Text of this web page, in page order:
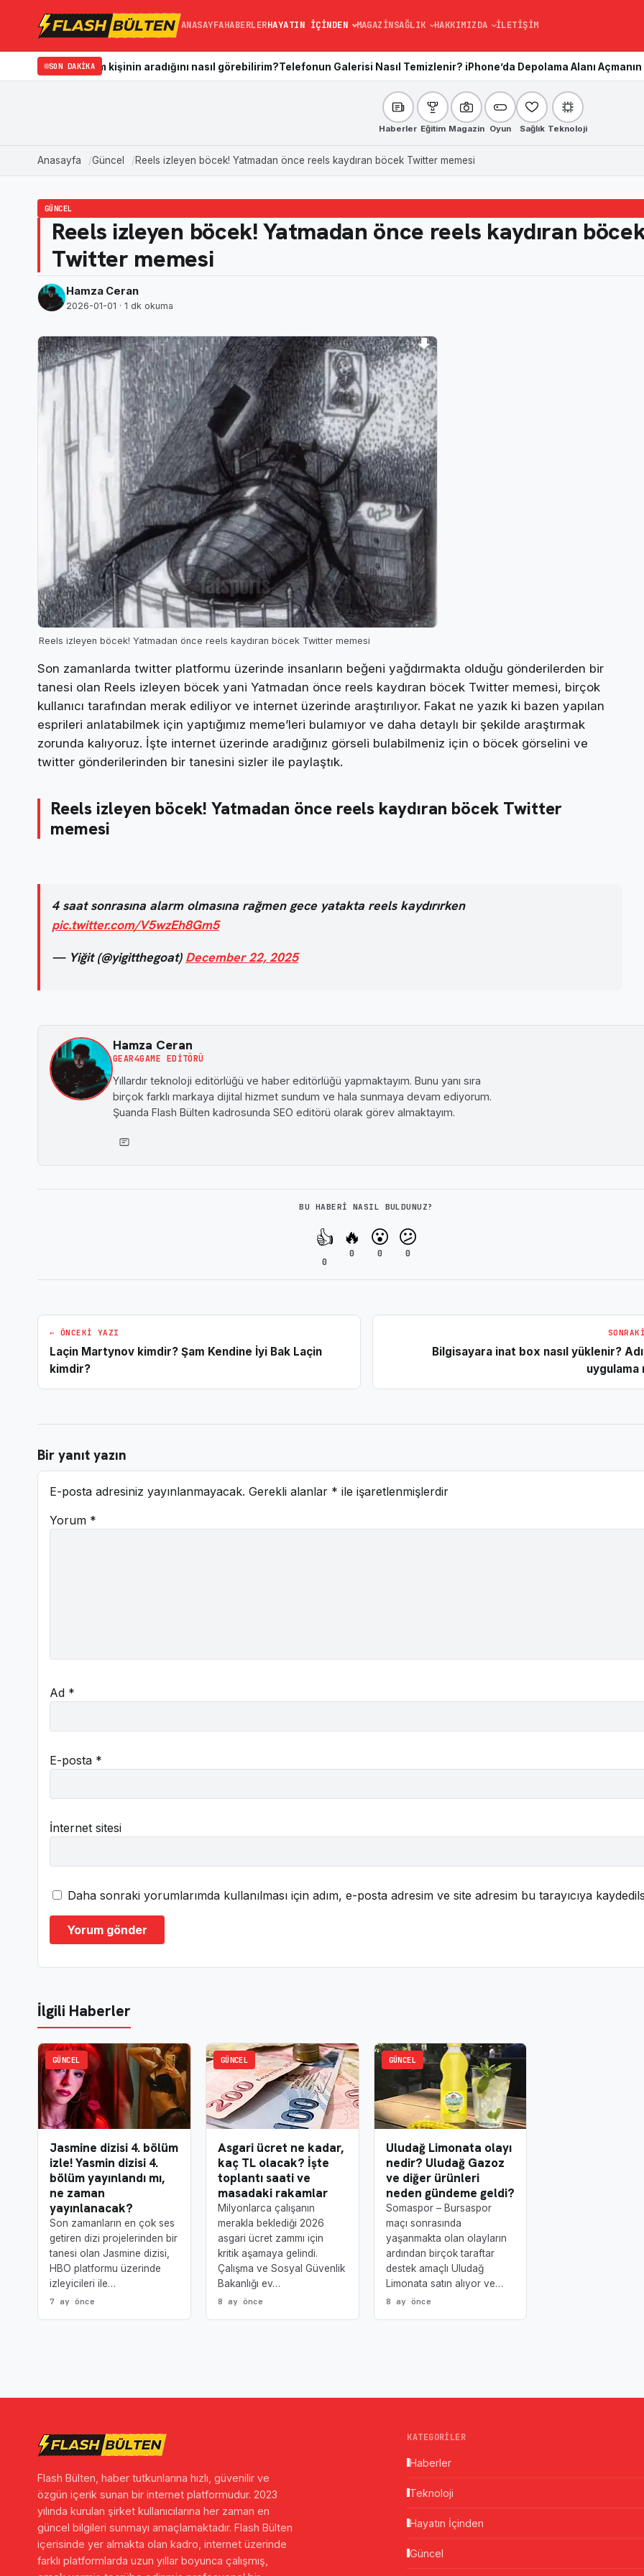
ANASAYFAHABERLERHAYATIN İÇINDEN MAGAZINSAĞLIK HAKKIMIZDA İLETIŞIM
SON DAKIKA
kişinin aradığını nasıl görebilirim?Telefonun Galerisi Nasıl Temizlenir? iPhone’da Depolama Alanı Açmanın En Kolay Yolu
Haberler Eğitim Magazin Oyun Sağlık Teknoloji
Anasayfa Güncel Reels izleyen böcek! Yatmadan önce reels kaydıran böcek Twitter memesi
GÜNCEL
Reels izleyen böcek! Yatmadan önce reels kaydıran
Twitter memesi
Hamza Ceran
2026-01-01 · 1 dk okuma
Reels izleyen böcek! Yatmadan önce reels kaydıran böcek Twitter memesi
Son zamanlarda twitter platformu üzerinde insanların beğeni yağdırmakta olduğu gönderilerden bir
tanesi olan Reels izleyen böcek yani Yatmadan önce reels kaydıran böcek Twitter memesi, birçok
kullanıcı tarafından merak ediliyor ve internet üzerinde araştırılıyor. Fakat ne yazık ki bazen yapılan
esprileri anlatabilmek için yaptığımız meme’leri bulamıyor ve daha detaylı bir şekilde araştırmak
zorunda kalıyoruz. İşte internet üzerinde aradığınız görseli bulabilmeniz için o böcek görselini ve
twitter gönderilerinden bir tanesini sizler ile paylaştık.
Reels izleyen böcek! Yatmadan önce reels kaydıran böcek Twitter
memesi
4 saat sonrasına alarm olmasına rağmen gece yatakta reels kaydırırken
pic.twitter.com/V5wzEh8Gm5
— Yiğit (@yigitthegoat) December 22, 2025
Hamza Ceran
GEAR4GAME EDITÖRÜ
Yıllardır teknoloji editörlüğü ve haber editörlüğü yapmaktayım. Bunu yanı sıra
birçok farklı markaya dijital hizmet sundum ve hala sunmaya devam ediyorum.
Şuanda Flash Bülten kadrosunda SEO editörü olarak görev almaktayım.
BU HABERI NASIL BULDUNUZ?
👍
0
🔥
0
😮
0
😕
0
← ÖNCEKI YAZI
Laçin Martynov kimdir? Şam Kendine İyi Bak Laçin
kimdir?
Bilgisayara inat box nasıl yüklenir?
uygulama
Bir yanıt yazın
E-posta adresiniz yayınlanmayacak. Gerekli alanlar * ile işaretlenmişlerdir
Yorum *
Ad *
E-posta *
İnternet sitesi
Daha sonraki yorumlarımda kullanılması için adım, e-posta adresim ve site adresim bu tarayıcıya
İlgili Haberler
GÜNCEL
Jasmine dizisi 4. bölüm
izle! Yasmin dizisi 4.
bölüm yayınlandı mı,
ne zaman
yayınlanacak?
Son zamanların en çok ses
getiren dizi projelerinden bir
tanesi olan Jasmine dizisi,
HBO platformu üzerinde
izleyicileri ile…
7 ay önce
GÜNCEL
Asgari ücret ne kadar,
kaç TL olacak? İşte
toplantı saati ve
masadaki rakamlar
Milyonlarca çalışanın
merakla beklediği 2026
asgari ücret zammı için
kritik aşamaya gelindi.
Çalışma ve Sosyal Güvenlik
Bakanlığı ev…
8 ay önce
GÜNCEL
Uludağ Limonata olayı
nedir? Uludağ Gazoz
ve diğer ürünleri
neden gündeme geldi?
Somaspor – Bursaspor
maçı sonrasında
yaşanmakta olan olayların
ardından birçok taraftar
destek amaçlı Uludağ
Limonata satın alıyor ve…
8 ay önce
Flash Bülten, haber tutkunlarına hızlı, güvenilir ve
özgün içerik sunan bir internet platformudur. 2023
yılında kurulan şirket kullanıcılarına her zaman en
güncel bilgileri sunmayı amaçlamaktadır. Flash Bülten
içerisinde yer almakta olan kadro, internet üzerinde
farklı platformlarda uzun yıllar boyunca çalışmış,
KATEGORILER
Haberler
Teknoloji
Hayatın İçinden
Güncel